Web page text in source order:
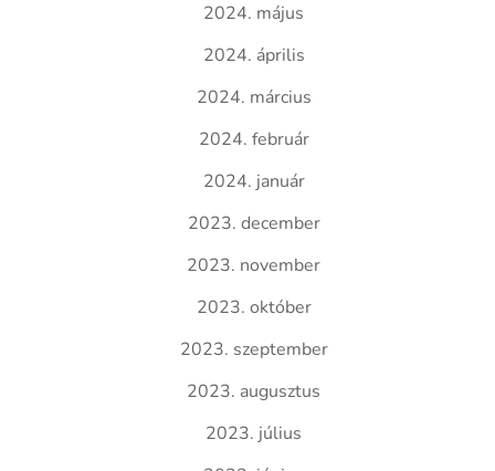
2024. május
2024. április
2024. március
2024. február
2024. január
2023. december
2023. november
2023. október
2023. szeptember
2023. augusztus
2023. július